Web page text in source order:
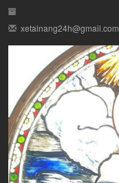
xetainang24h@gmail.com